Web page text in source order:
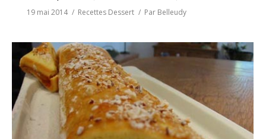
19 mai 2014 Recettes Dessert Par Belleudy